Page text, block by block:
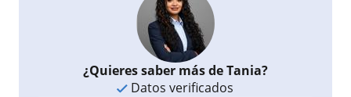
¿Quieres saber más de Tania?
Datos verificados